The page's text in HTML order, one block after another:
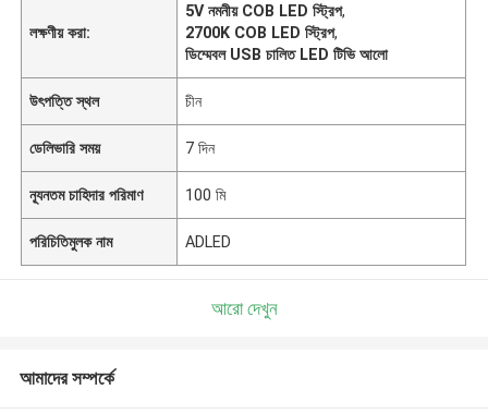
লক্ষণীয় করা:
5V নমনীয় COB LED স্ট্রিপ,
2700K COB LED স্ট্রিপ,
ডিম্মেবল USB চালিত LED টিভি আলো
উৎপত্তি স্থল চীন
ডেলিভারি সময় 7 দিন
ন্যূনতম চাহিদার পরিমাণ 100 মি
পরিচিতিমুলক নাম ADLED
আরো দেখুন
আমাদের সম্পর্কে